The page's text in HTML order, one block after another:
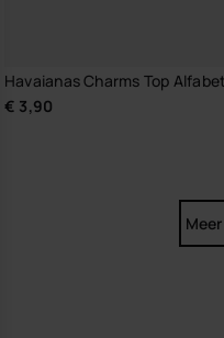
Havaianas Charms Top Alfabet
€ 3,90